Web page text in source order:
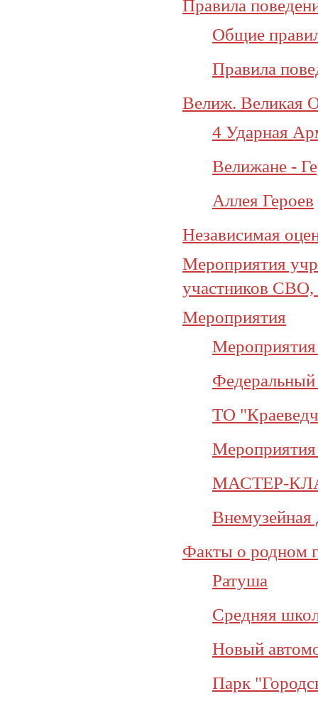
Правила
Общие
Правила
Велиж. Великая
4 Ударная
Велижане -
Аллея Героев
Независимая
Мероприятия
участников СВО,
Мероприятия
Мероприятия
ТО
Мероприятия
МАСТЕР-
Внемузейная
Факты о родном
Ратуша
Средняя
Новый
Парк